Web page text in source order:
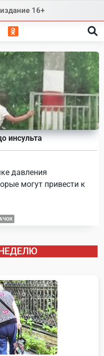
16+
инсульта
давления
могут привести к